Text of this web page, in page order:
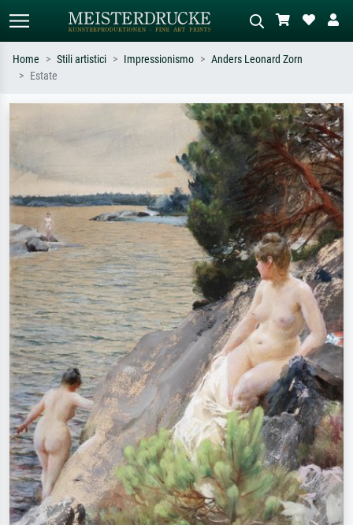
Impressionismo, onda di Hokusai,
Descrivi la scena – es. prato verde,
astratto con molto rosso, dipinto a
olio scuro, nudo in piedi vicino a un
albero.
Home Stili artistici Impressionismo
Anders Leonard Zorn
Estate